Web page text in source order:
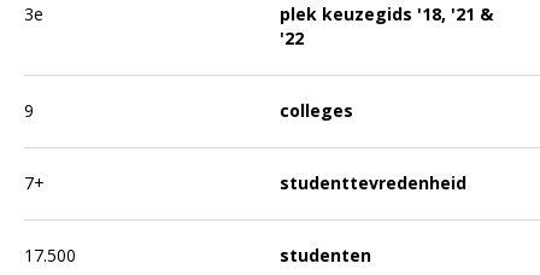
3e
plek keuzegids '18, '21 &
'22
9 colleges
7+ studenttevredenheid
17.500 studenten